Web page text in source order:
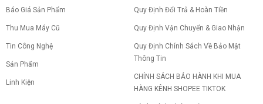
ra mắt: Nhanh, Mạnh, Giá tốt
với công nghệ 3D V-Cache đỉnh cao, mang lại
10 Nguyên nhân khiến PC gaming bị tụt
FPS thường gặp
PC gaming bị tụt FPS sau một thời gian? Tìm hiểu
Báo Giá Sản Phẩm
Thu Mua Máy Cũ
Tin Công Nghệ
Sản Phẩm
Linh Kiện
Quy Định Đổi Trả & Hoàn Tiền
Quy Định Vận Chuyển & Giao Nhận
Quy Định Chính Sách Về Bảo Mật
Thông Tin
CHÍNH SÁCH BẢO HÀNH KHI MUA
HÀNG KÊNH SHOPEE TIKTOK